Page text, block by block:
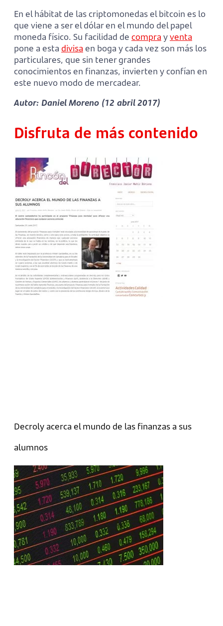
En el hábitat de las criptomonedas el bitcoin es lo
que viene a ser el dólar en el mundo del papel
moneda físico. Su facilidad de compra yventa
pone a esta divisa en boga y cada vez son más los
particulares, que sin tener grandes
conocimientos en finanzas, invierten y confían en
este nuevo modo de mercadear.
Autor: Daniel Moreno (12 abril 2017)
Disfruta de más contenido
Decroly acerca el mundo de las finanzas a sus
alumnos